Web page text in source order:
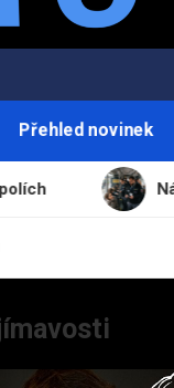
a novinky
Přehled novinek